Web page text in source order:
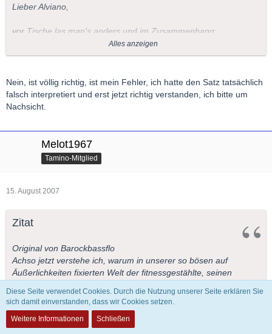
Lieber Alviano,
vor Tische las man's anders und im Zusammenhang:
reduziert), ist aber doch sehr anerkennend und kollegial-
verständnisvoll gemeint - oder irre ich?
Alles anzeigen
Nein, ist völlig richtig, ist mein Fehler, ich hatte den Satz tatsächlich
falsch interpretiert und erst jetzt richtig verstanden, ich bitte um
Nachsicht.
Melot1967
Tamino-Mitglied
15. August 2007
Zitat
Original von Barockbassflo
Achso jetzt verstehe ich, warum in unserer so bösen auf
Äußerlichkeiten fixierten Welt der fitnessgestählte, seinen
prominenten Frauen umschwärmte John Botha die größere
Karriere als Tenor macht als Herr Wottrich...
Diese Seite verwendet Cookies. Durch die Nutzung unserer Seite erklären Sie
sich damit einverstanden, dass wir Cookies setzen.
Weitere Informationen
Schließen